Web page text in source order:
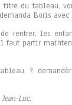
du tableau,
Boris
rentrer, les
partir
?
Luc.